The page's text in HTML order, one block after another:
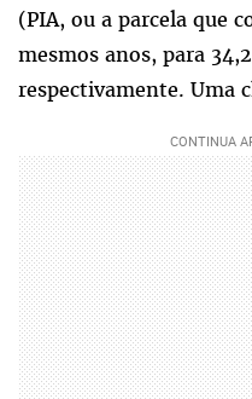
(PIA, ou a parcela que
mesmos anos, para
respectivamente. Uma